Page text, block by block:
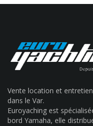
Vente location et
dans le Var.
Euroyaching est
bord Yamaha, elle